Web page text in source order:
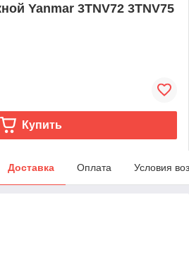
Yanmar 3TNV72 3TNV75
Купить
Доставка Оплата Условия